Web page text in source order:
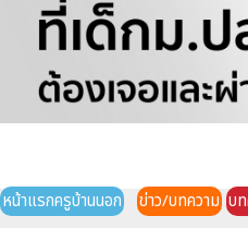
หน้าแรกครูบ้านนอก ข่าว/บทความ บ